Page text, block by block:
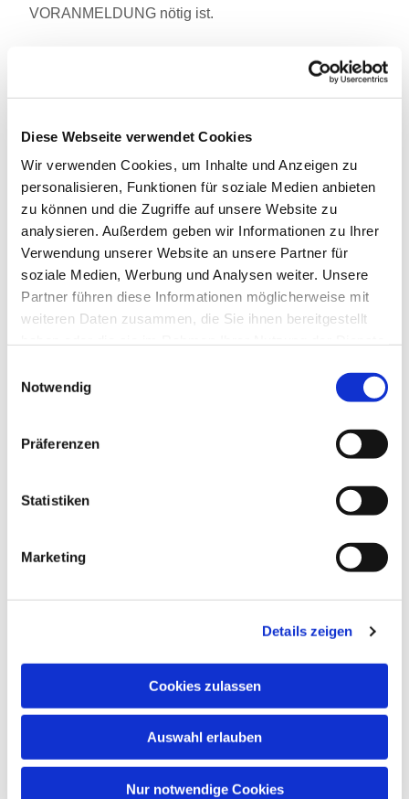
Diese Webseite verwendet Cookies
Wir verwenden Cookies, um Inhalte und Anzeigen zu
personalisieren, Funktionen für soziale Medien anbieten
zu können und die Zugriffe auf unsere Website zu
analysieren. Außerdem geben wir Informationen zu Ihrer
Verwendung unserer Website an unsere Partner für
soziale Medien, Werbung und Analysen weiter. Unsere
Partner führen diese Informationen möglicherweise mit
weiteren Daten zusammen, die Sie ihnen bereitgestellt
Notwendig
Präferenzen
Statistiken
Marketing
Details zeigen
Cookies zulassen
Auswahl erlauben
Nur notwendige Cookies
VORANMELDUNG nötig ist.
Dies könnte Sie auch